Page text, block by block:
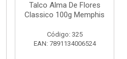
Talco Alma De Flores
Classico 100g Memphis
Código: 325
EAN: 7891134006524